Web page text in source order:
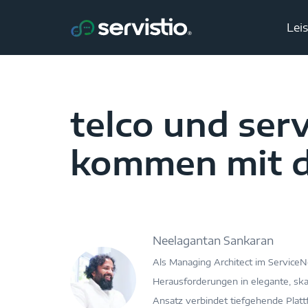
telco und
kommen mit
Neelagantan Sankaran
Als Managing Architect im
Herausforderungen in elegante,
Ansatz verbindet tiefgehende